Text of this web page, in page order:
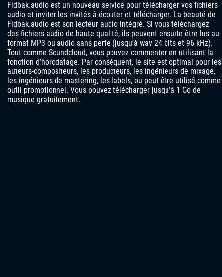
Fidbak.audio est un nouveau service pour télécharger vos fichiers
audio et inviter les invités à écouter et télécharger. La beauté de
Fidbak.audio est son lecteur audio intégré. Si vous téléchargez
des fichiers audio de haute qualité, ils peuvent ensuite être lus au
format MP3 ou audio sans perte (jusqu’à wav 24 bits et 96 kHz).
Tout comme Soundcloud, vous pouvez commenter en utilisant la
fonction d’horodatage. Par conséquent, le site est optimal pour les
auteurs-compositeurs, les producteurs, les ingénieurs de mixage,
les ingénieurs de mastering, les labels, ou peut être utilisé comme
outil promotionnel. Vous pouvez télécharger jusqu’à 1 Go de
musique gratuitement.